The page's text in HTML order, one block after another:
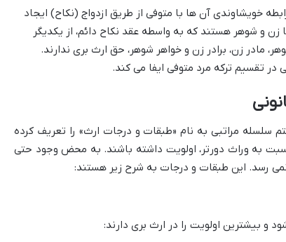
خویشاوندی آن ها با متوفی از طریق ازدواج (نکاح) ایجاد
و شوهر هستند که به واسطه عقد نکاح دائم، از یکدیگر
مادر زن، برادر زن و خواهر شوهر، حق ارث بری ندارند.
تقسیم ترکه مرد متوفی ایفا می کند.
سلسله مراتبی به نام «طبقات و درجات ارث» را تعریف کرده
به وراث دورتر، اولویت داشته باشند. به محض وجود حتی
رسد. این طبقات و درجات به شرح زیر هستند:
و بیشترین اولویت را در ارث بری دارند: